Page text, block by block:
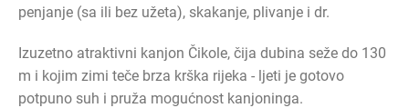
penjanje (sa ili bez užeta), skakanje, plivanje i dr.
Izuzetno atraktivni kanjon Čikole, čija dubina seže do 130
m i kojim zimi teče brza krška rijeka - ljeti je gotovo
potpuno suh i pruža mogućnost kanjoninga.